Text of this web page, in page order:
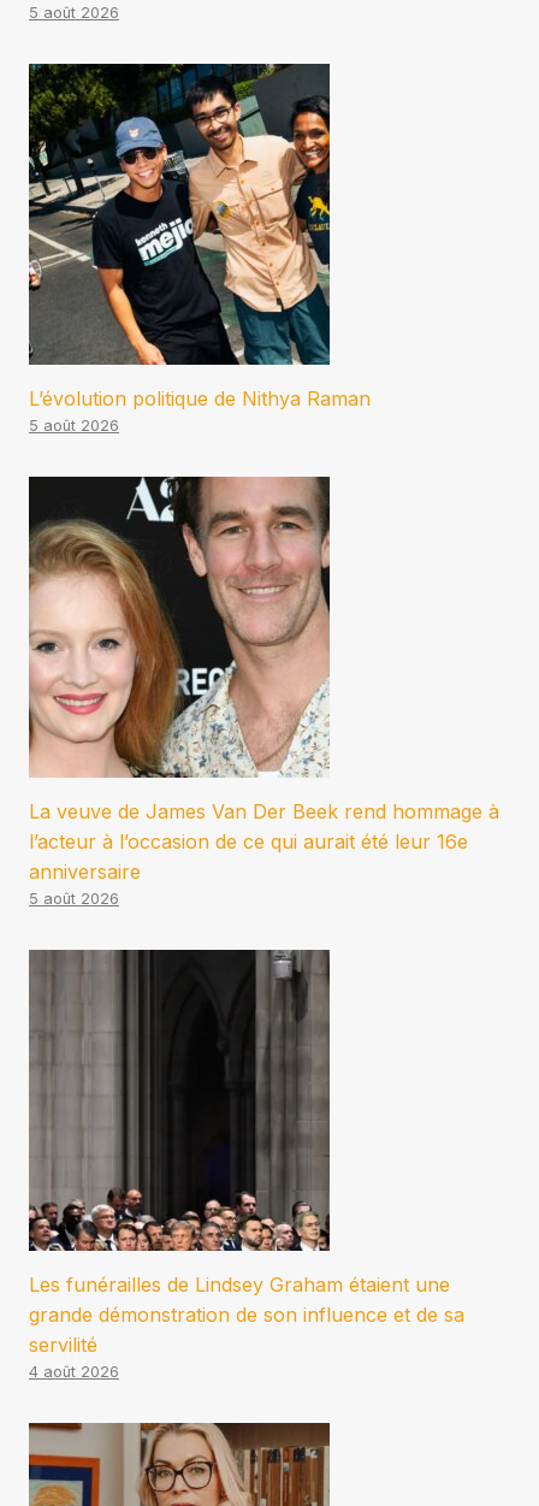
5 août 2026
L’évolution politique de Nithya Raman
5 août 2026
La veuve de James Van Der Beek rend hommage à
l’acteur à l’occasion de ce qui aurait été leur 16e
anniversaire
5 août 2026
Les funérailles de Lindsey Graham étaient une
grande démonstration de son influence et de sa
servilité
4 août 2026